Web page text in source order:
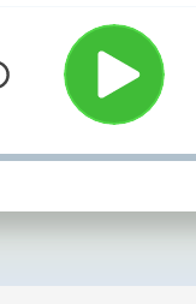
cosmic
marvels
future.